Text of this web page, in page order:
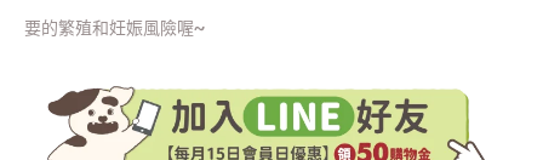
要的繁殖和妊娠風險喔~